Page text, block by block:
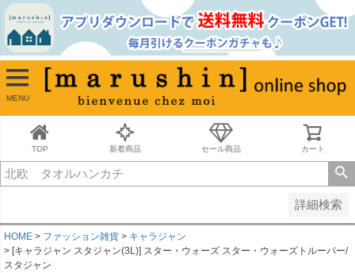
MENU
TOP 新着商品 セール商品 カート
詳細検索
並び順
新着順
古い順
価格が安い順
価格が高い順
キーワードヒット順
HOME ファッション雑貨
キャラジャン
[キャラジャン スタジャン(3L)] スター・ウォーズ スター・ウォーズトルーパー/
スタジャン